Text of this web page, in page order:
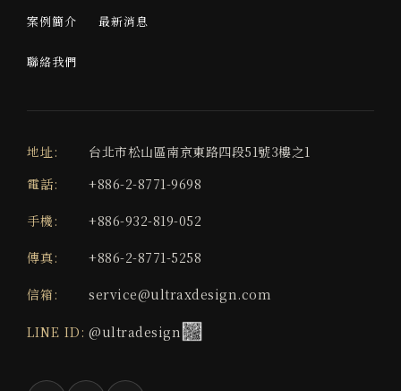
案例簡介 最新消息
聯絡我們
地址:
台北市松山區南京東路四段51號3樓之1
電話:
+886-2-8771-9698
手機: +886-932-819-052
傳真: +886-2-8771-5258
信箱: service@ultraxdesign.com
LINE ID: @ultradesign